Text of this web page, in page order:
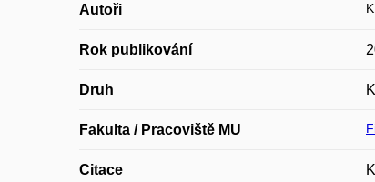
Autoři
Rok publikování
Druh
Fakulta / Pracoviště MU
Citace